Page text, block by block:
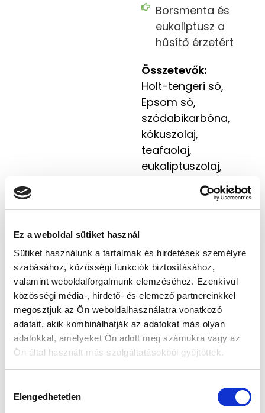
Ez a weboldal sütiket használ
Sütiket használunk a tartalmak és hirdetések személyre
szabásához, közösségi funkciók biztosításához,
valamint weboldalforgalmunk elemzéséhez. Ezenkívül
közösségi média-, hirdető- és elemező partnereinkkel
megosztjuk az Ön weboldalhasználatra vonatkozó
adatait, akik kombinálhatják az adatokat más olyan
adatokkal, amelyeket Ön adott meg számukra vagy az
Ön által használt más szolgáltatásokból gyűjtöttek.
Elengedhetetlen
Borsmenta és
eukaliptusz a
hűsítő érzetért
Összetevők:
Holt-tengeri só,
Epsom só,
szódabikarbóna,
kókuszolaj,
teafaolaj,
eukaliptuszolaj,
rozmaringolaj,
borsmentaolaj,
levendulaolaj,
„Engedd, hogy a
teafa tisztasága
és az ásványi sók
mélysége
megtisztítsa a
napot a